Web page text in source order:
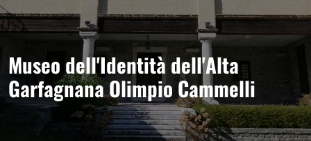
Museo dell'Identità dell'Alta
Garfagnana Olimpio Cammelli